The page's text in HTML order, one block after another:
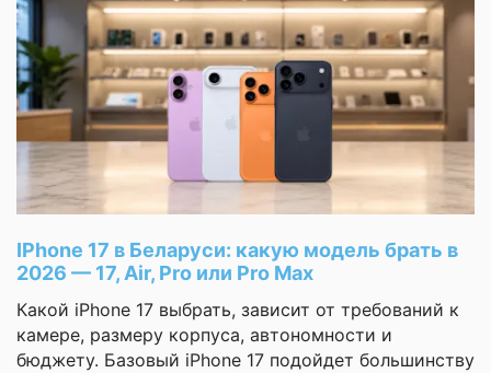
Беспроводная
зарядка
Быстрая зарядка
USB Power Delivery,
Поддержка карт
памяти
Количество
карт
Формат SIM-карты
Процессор
Ваше
имя
—
Комментарий
IPhone 17 в Беларуси: какую модель брать в
2026 — 17, Air, Pro или Pro Max
Какой iPhone 17 выбрать, зависит от требований к
камере, размеру корпуса, автономности и
бюджету. Базовый iPhone 17 подойдет большинству